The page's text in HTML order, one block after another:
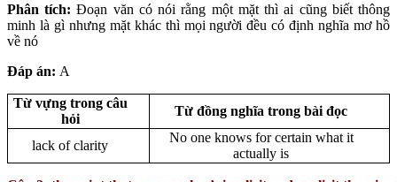
Phân tích:Đoạn văn có nói rằng một mặt thì ai cũng biết thông
minh là gì nhưng mặt khác thì mọi người đều có định nghĩa mơ hồ
về nó
Đáp án: A
Từ vựng trong câu
hỏi
Từ đồng nghĩa trong bài đọc
lack of clarity
No one knows for certain what it
actually is